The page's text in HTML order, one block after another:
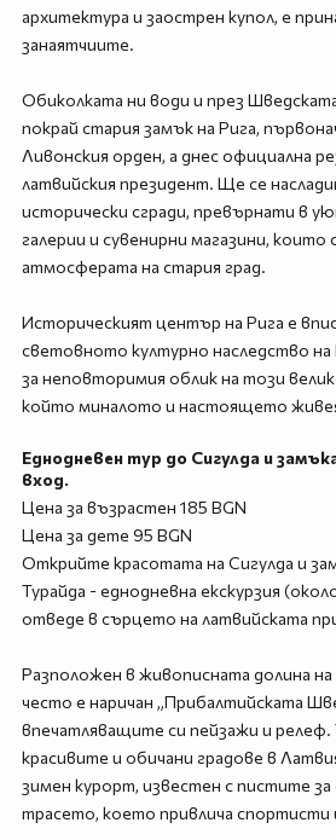
архитектура и заострен купол, е
занаятчиите.
Обиколката ни води и през
покрай стария замък на Рига,
Ливонския орден, а днес официална
латвийския президент. Ще се
исторически сгради, превърнати в
галерии и сувенирни магазини,
атмосферата на стария град.
Историческият център на Рига е
световното културно наследство
за неповторимия облик на този
който миналото и настоящето
Еднодневен тур до Сигулда и
вход.
Цена за възрастен 185 BGN
Цена за дете 95 BGN
Открийте красотата на Сигулда и
Турайда - еднодневна екскурзия
отведе в сърцето на латвийската
Разположен в живописната долина на
често е наричан „Прибалтийската
впечатляващите си пейзажи и релеф.
красивите и обичани градове в
зимен курорт, известен с пистите за
трасето, което привлича спортисти